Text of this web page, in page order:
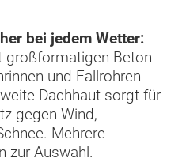
bei jedem Wetter:
großformatigen Beton-
und Fallrohren
Dachhaut sorgt für
gegen Wind,
Mehrere
zur Auswahl.